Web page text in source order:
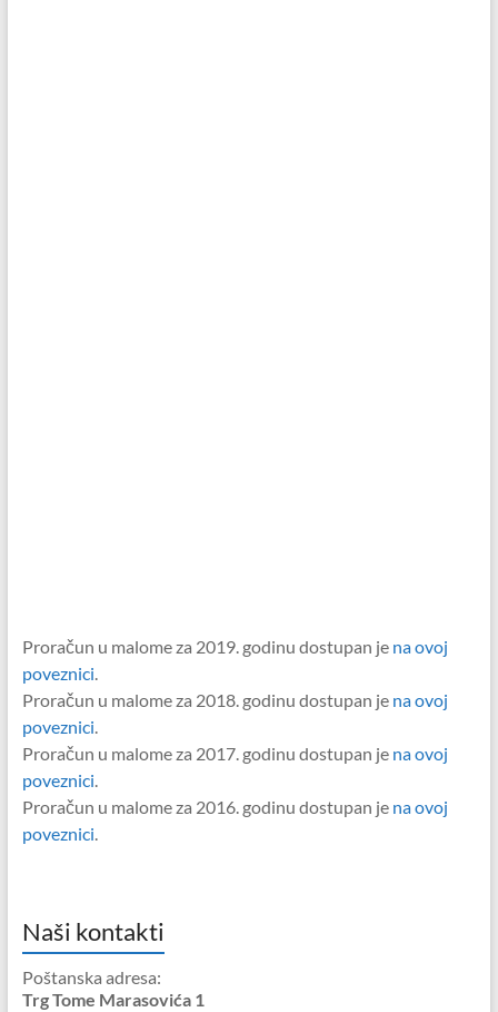
Proračun u malome za 2019. godinu dostupan je na ovoj
poveznici.
Proračun u malome za 2018. godinu dostupan je na ovoj
poveznici.
Proračun u malome za 2017. godinu dostupan je na ovoj
poveznici.
Proračun u malome za 2016. godinu dostupan je na ovoj
poveznici.
Naši kontakti
Poštanska adresa:
Trg Tome Marasovića 1